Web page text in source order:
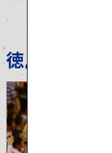
徳島阿波おど